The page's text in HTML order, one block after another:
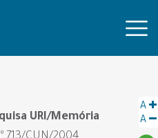
A
A
URI/Memória